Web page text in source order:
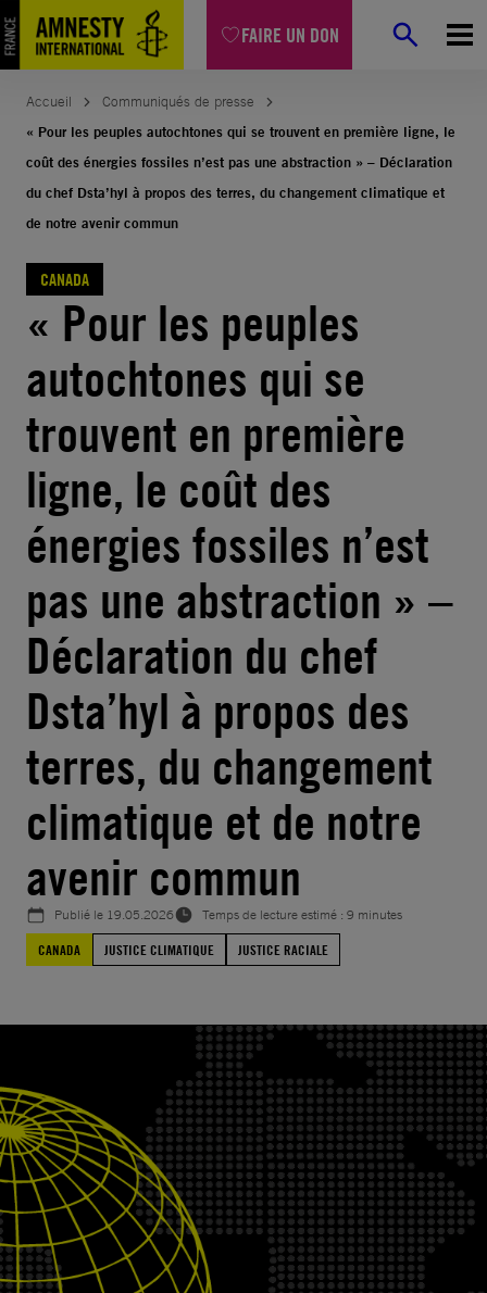
FAIRE UN DON
Aller
au
contenu
Accueil
Communiqués de presse
« Pour les peuples autochtones qui se trouvent en première ligne, le
coût des énergies fossiles n’est pas une abstraction » – Déclaration
du chef Dsta’hyl à propos des terres, du changement climatique et
de notre avenir commun
CANADA
« Pour les peuples
autochtones qui se
trouvent en première
ligne, le coût des
énergies fossiles n’est
pas une abstraction » –
Déclaration du chef
Dsta’hyl à propos des
terres, du changement
climatique et de notre
avenir commun
Publié le 19.05.2026
Temps de lecture estimé : 9 minutes
CANADA
JUSTICE CLIMATIQUE JUSTICE RACIALE